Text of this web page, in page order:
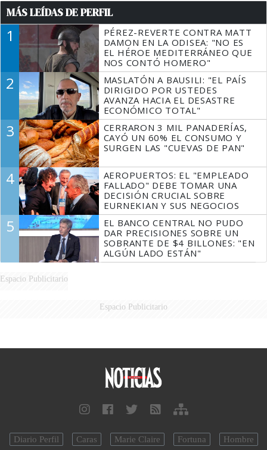
MÁS LEÍDAS DE PERFIL
1
PÉREZ-REVERTE CONTRA MATT
DAMON EN LA ODISEA: "NO ES
EL HÉROE MEDITERRÁNEO QUE
NOS CONTÓ HOMERO"
2
MASLATÓN A BAUSILI: "EL PAÍS
DIRIGIDO POR USTEDES
AVANZA HACIA EL DESASTRE
ECONÓMICO TOTAL"
3
CERRARON 3 MIL PANADERÍAS,
CAYÓ UN 60% EL CONSUMO Y
SURGEN LAS "CUEVAS DE PAN"
4
AEROPUERTOS: EL "EMPLEADO
FALLADO" DEBE TOMAR UNA
DECISIÓN CRUCIAL SOBRE
EURNEKIAN Y SUS NEGOCIOS
5
EL BANCO CENTRAL NO PUDO
DAR PRECISIONES SOBRE UN
SOBRANTE DE $4 BILLONES: "EN
ALGÚN LADO ESTÁN"
Espacio Publicitario
Espacio Publicitario
Diario Perfil Caras Marie Claire Fortuna Hombre